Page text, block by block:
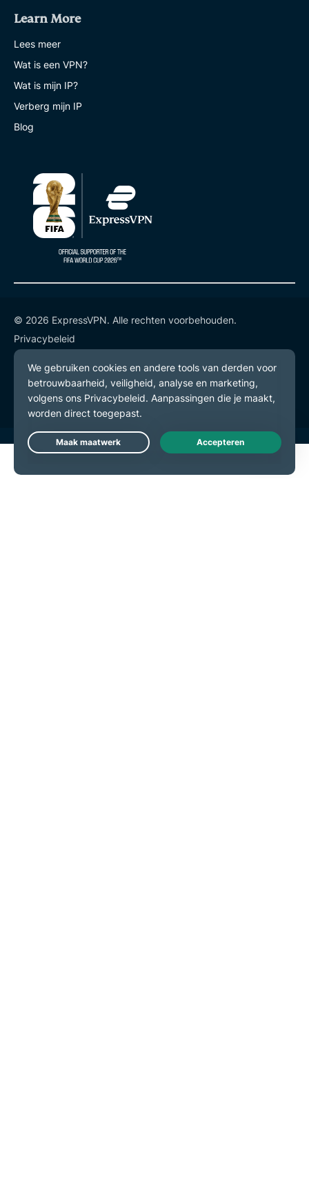
Learn More
Lees meer
Wat is een VPN?
Wat is mijn IP?
Verberg mijn IP
Blog
© 2026 ExpressVPN. Alle rechten voorbehouden.
Privacybeleid
Gebruiksvoorwaarden
Cookievoorkeuren
Live Chat